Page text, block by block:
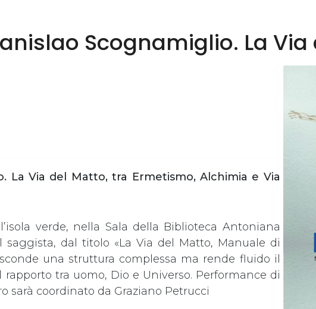
Scognamiglio. La
La Via del Matto, tra Ermetismo, Alchimia e Via
verde, nella Sala della Biblioteca Antoniana
saggista, dal titolo «La Via del Matto, Manuale di
una struttura complessa ma rende fluido il
tra uomo, Dio e Universo. Performance di
sarà coordinato da Graziano Petrucci